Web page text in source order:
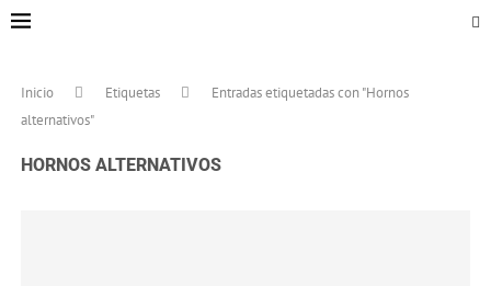
Inicio Etiquetas
Entradas etiquetadas con "Hornos
alternativos"
HORNOS ALTERNATIVOS